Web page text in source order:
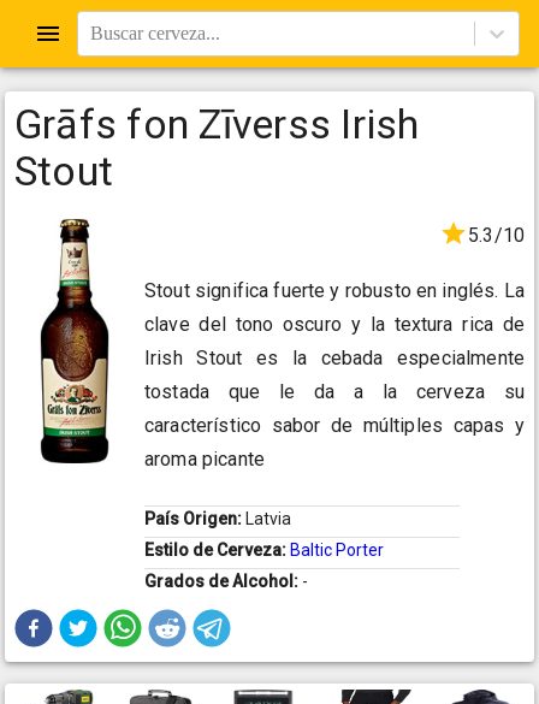
Buscar cerveza...
Grāfs fon Zīverss Irish
Stout
5.3/10
Stout significa fuerte y robusto en inglés. La
clave del tono oscuro y la textura rica de
Irish Stout es la cebada especialmente
tostada que le da a la cerveza su
característico sabor de múltiples capas y
aroma picante
País Origen: Latvia
Estilo de Cerveza: Baltic Porter
Grados de Alcohol: -